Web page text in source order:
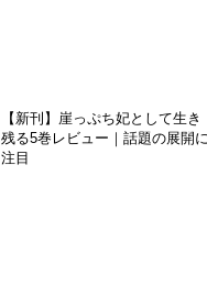
【新刊】崖っぷち妃として生き
残る5巻レビュー｜話題の展開
注目